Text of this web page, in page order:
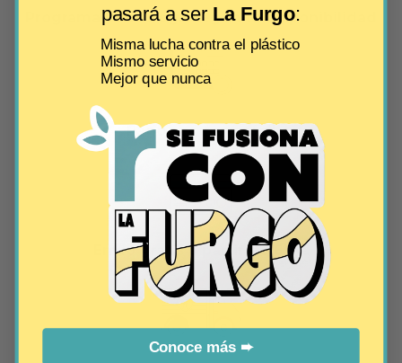
Programa tu entrega según tu disponibilidad
Pago seguro y fácil
Envío gratis a partir de 60 €
pasará a ser La Furgo:
Misma lucha contra el plástico
Mismo servicio
Mejor que nunca
Conoce más ➨